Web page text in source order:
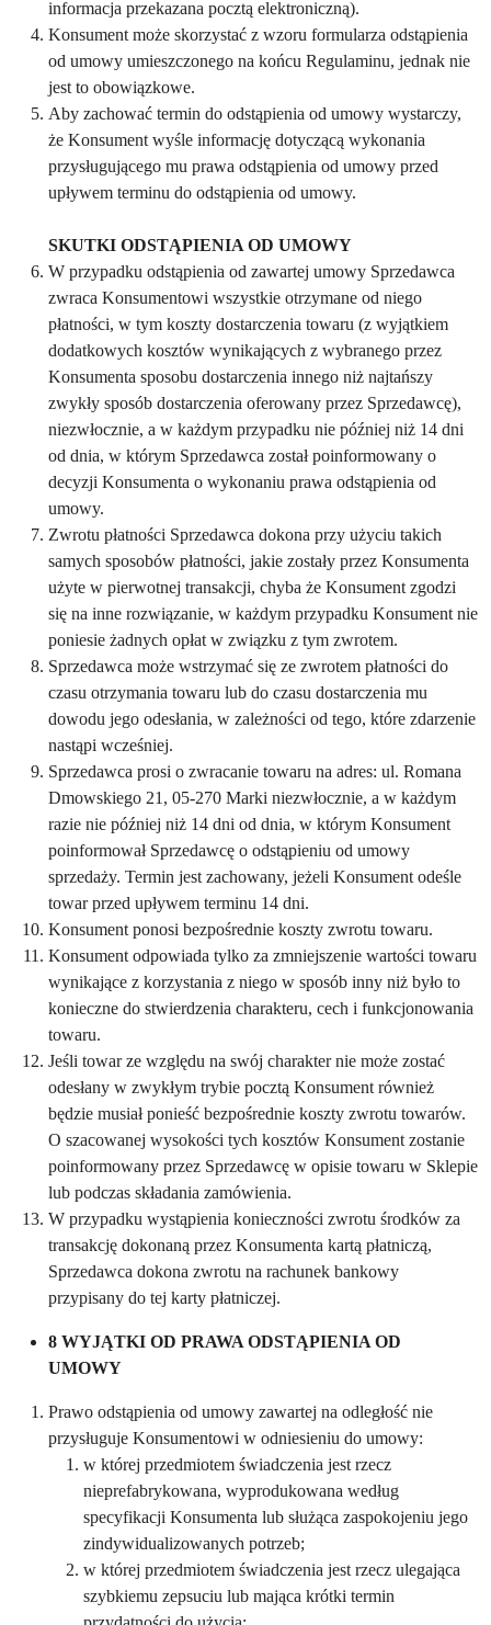
informacja przekazana pocztą elektroniczną).
Konsument może skorzystać z wzoru formularza odstąpienia
od umowy umieszczonego na końcu Regulaminu, jednak nie
jest to obowiązkowe.
Aby zachować termin do odstąpienia od umowy wystarczy,
że Konsument wyśle informację dotyczącą wykonania
przysługującego mu prawa odstąpienia od umowy przed
upływem terminu do odstąpienia od umowy.
SKUTKI ODSTĄPIENIA OD UMOWY
W przypadku odstąpienia od zawartej umowy Sprzedawca
zwraca Konsumentowi wszystkie otrzymane od niego
płatności, w tym koszty dostarczenia towaru (z wyjątkiem
dodatkowych kosztów wynikających z wybranego przez
Konsumenta sposobu dostarczenia innego niż najtańszy
zwykły sposób dostarczenia oferowany przez Sprzedawcę),
niezwłocznie, a w każdym przypadku nie później niż 14 dni
od dnia, w którym Sprzedawca został poinformowany o
decyzji Konsumenta o wykonaniu prawa odstąpienia od
umowy.
Zwrotu płatności Sprzedawca dokona przy użyciu takich
samych sposobów płatności, jakie zostały przez Konsumenta
użyte w pierwotnej transakcji, chyba że Konsument zgodzi
się na inne rozwiązanie, w każdym przypadku Konsument nie
poniesie żadnych opłat w związku z tym zwrotem.
Sprzedawca może wstrzymać się ze zwrotem płatności do
czasu otrzymania towaru lub do czasu dostarczenia mu
dowodu jego odesłania, w zależności od tego, które zdarzenie
nastąpi wcześniej.
Sprzedawca prosi o zwracanie towaru na adres: ul. Romana
Dmowskiego 21, 05-270 Marki niezwłocznie, a w każdym
razie nie później niż 14 dni od dnia, w którym Konsument
poinformował Sprzedawcę o odstąpieniu od umowy
sprzedaży. Termin jest zachowany, jeżeli Konsument odeśle
towar przed upływem terminu 14 dni.
Konsument ponosi bezpośrednie koszty zwrotu towaru.
Konsument odpowiada tylko za zmniejszenie wartości towaru
wynikające z korzystania z niego w sposób inny niż było to
konieczne do stwierdzenia charakteru, cech i funkcjonowania
towaru.
Jeśli towar ze względu na swój charakter nie może zostać
odesłany w zwykłym trybie pocztą Konsument również
będzie musiał ponieść bezpośrednie koszty zwrotu towarów.
O szacowanej wysokości tych kosztów Konsument zostanie
poinformowany przez Sprzedawcę w opisie towaru w Sklepie
lub podczas składania zamówienia.
W przypadku wystąpienia konieczności zwrotu środków za
transakcję dokonaną przez Konsumenta kartą płatniczą,
Sprzedawca dokona zwrotu na rachunek bankowy
przypisany do tej karty płatniczej.
8 WYJĄTKI OD PRAWA ODSTĄPIENIA OD
UMOWY
Prawo odstąpienia od umowy zawartej na odległość nie
przysługuje Konsumentowi w odniesieniu do umowy:
w której przedmiotem świadczenia jest rzecz
nieprefabrykowana, wyprodukowana według
specyfikacji Konsumenta lub służąca zaspokojeniu jego
zindywidualizowanych potrzeb;
w której przedmiotem świadczenia jest rzecz ulegająca
szybkiemu zepsuciu lub mająca krótki termin